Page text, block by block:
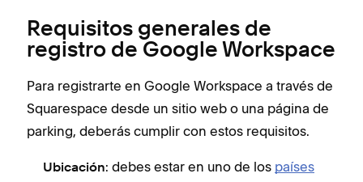
Requisitos generales de
registro de Google Workspace
Para registrarte en Google Workspace a través de
Squarespace desde un sitio web o una página de
parking, deberás cumplir con estos requisitos.
Ubicación: debes estar en uno de los países